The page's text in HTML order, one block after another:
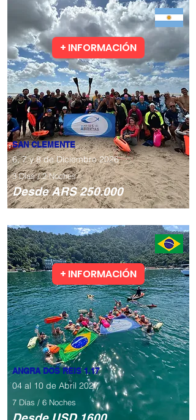
Todos los niveles
Todos los niveles
+ INFORMACIÓN
SAN CLEMENTE
6, 7 y 8 de Diciembre 2026
3 Días / 2 Noches
​Desde ARS 250.000
+ INFORMACIÓN
​ANGRA DOS REIS 1.17
04 al 10 de Abril 2027
7 Días / 6 Noches